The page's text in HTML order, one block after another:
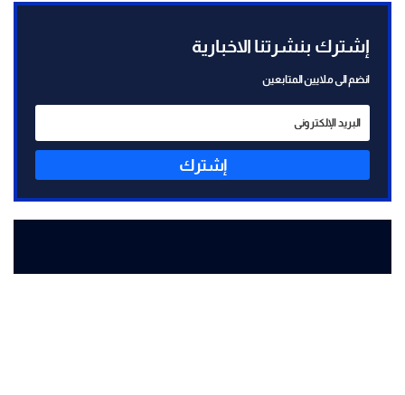
إشترك بنشرتنا الاخبارية
انضم الى ملايين المتابعين
إشترك